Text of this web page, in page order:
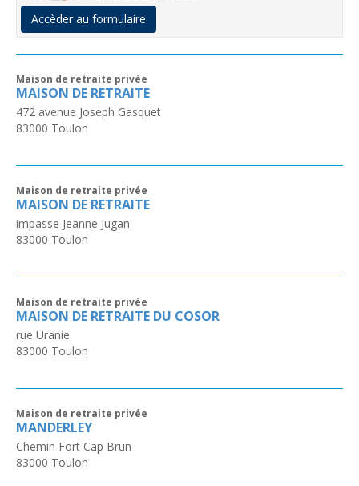
Accèder au formulaire
Maison de retraite privée
MAISON DE RETRAITE
472 avenue Joseph Gasquet
83000 Toulon
Maison de retraite privée
MAISON DE RETRAITE
impasse Jeanne Jugan
83000 Toulon
Maison de retraite privée
MAISON DE RETRAITE DU COSOR
rue Uranie
83000 Toulon
Maison de retraite privée
MANDERLEY
Chemin Fort Cap Brun
83000 Toulon